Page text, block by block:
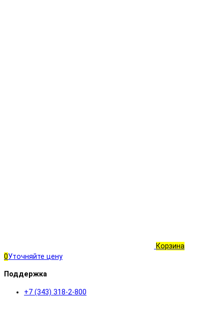
Корзина
0Уточняйте цену
Поддержка
+7 (343) 318-2-800